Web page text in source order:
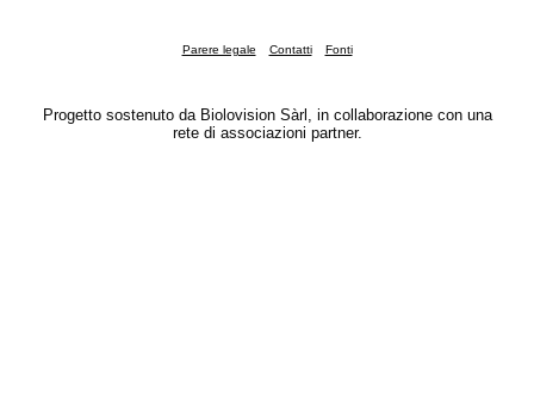
Parere legale Contatti Fonti
Progetto sostenuto da Biolovision Sàrl, in collaborazione con una
rete di associazioni partner.